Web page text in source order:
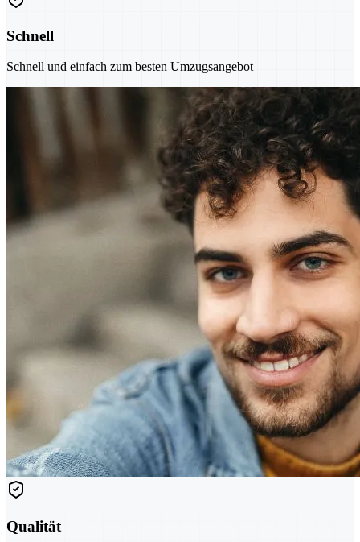
Schnell
Schnell und einfach zum besten Umzugsangebot
Qualität